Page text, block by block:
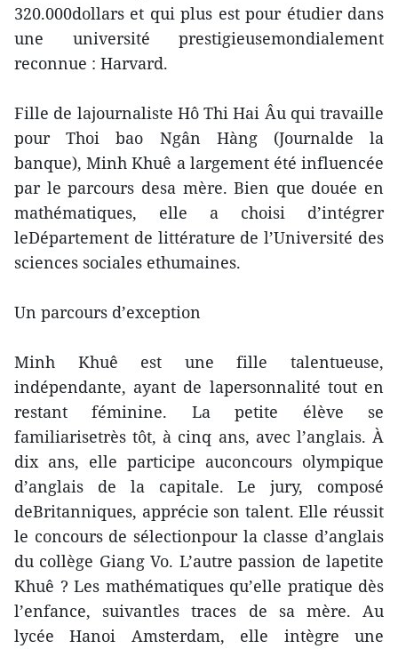
320.000dollars et qui plus est pour étudier dans
une université prestigieusemondialement
reconnue : Harvard.
Fille de lajournaliste Hô Thi Hai Âu qui travaille
pour Thoi bao Ngân Hàng (Journalde la
banque), Minh Khuê a largement été influencée
par le parcours desa mère. Bien que douée en
mathématiques, elle a choisi d’intégrer
leDépartement de littérature de l’Université des
sciences sociales ethumaines.
Un parcours d’exception
Minh Khuê est une fille talentueuse,
indépendante, ayant de lapersonnalité tout en
restant féminine. La petite élève se
familiarisetrès tôt, à cinq ans, avec l’anglais. À
dix ans, elle participe auconcours olympique
d’anglais de la capitale. Le jury, composé
deBritanniques, apprécie son talent. Elle réussit
le concours de sélectionpour la classe d’anglais
du collège Giang Vo. L’autre passion de lapetite
Khuê ? Les mathématiques qu’elle pratique dès
l’enfance, suivantles traces de sa mère. Au
lycée Hanoi Amsterdam, elle intègre une